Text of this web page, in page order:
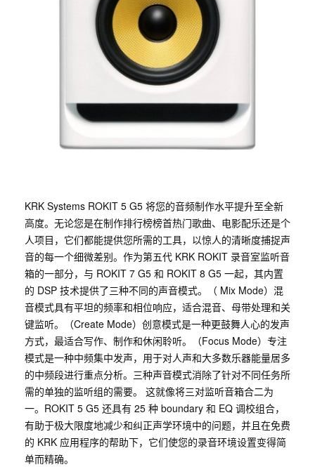
KRK Systems ROKIT 5 G5 将您的音频制作水平提升至全新
高度。无论您是在制作排行榜榜首热门歌曲、电影配乐还是个
人项目，它们都能提供您所需的工具，以惊人的清晰度捕捉声
音的每一个细微差别。作为第五代 KRK ROKIT 录音室监听音
箱的一部分，与 ROKIT 7 G5 和 ROKIT 8 G5 一起，其内置
的 DSP 技术提供了三种不同的声音模式。（ Mix Mode）混
音模式具有平坦的频率和相位响应，适合混音、母带处理和关
键监听。（Create Mode）创意模式是一种更鼓舞人心的发声
方式，最适合写作、制作和休闲聆听。（Focus Mode）专注
模式是一种中频集中发声，用于对人声和大多数乐器能量居多
的中频段进行重点分析。三种声音模式消除了针对不同任务所
需的单独的监听组的需要。 这就像将三对监听音箱合二为
一。ROKIT 5 G5 还具有 25 种 boundary 和 EQ 调校组合，
有助于极大限度地减少和纠正声学环境中的问题，并且在免费
的 KRK 应用程序的帮助下，它们使您的录音环境设置变得简
单而精确。